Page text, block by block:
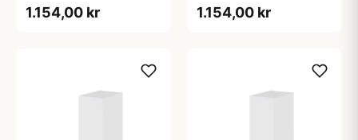
1.154,00 kr 1.154,00 kr